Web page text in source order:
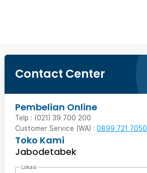
Contact Center
Pembelian Online
Telp : (021) 39 700 200
Customer Service (WA) : 0899 721 7050
Toko Kami
Jabodetabek
Lokasi